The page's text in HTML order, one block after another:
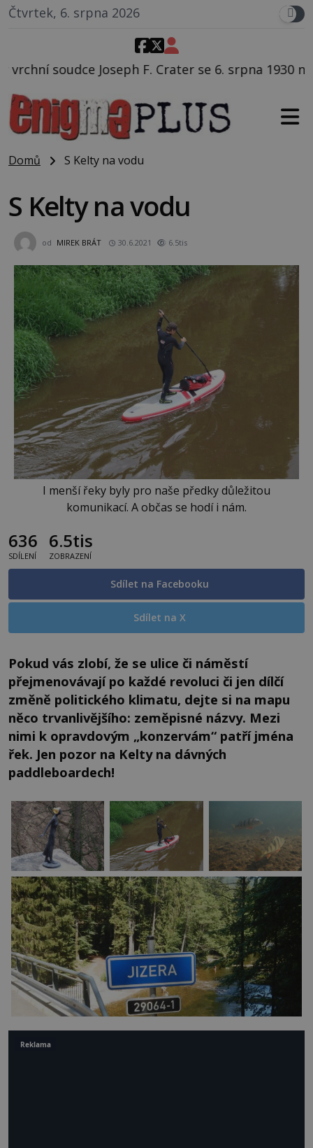
Čtvrtek, 6. srpna 2026
se 6. srpna 1930 navečeří ve své oblíbené
Domů S Kelty na vodu
S Kelty na vodu
od MIREK BRÁT 30.6.2021 6.5tis
I menší řeky byly pro naše předky důležitou
komunikací. A občas se hodí i nám.
636
SDÍLENÍ
6.5tis
ZOBRAZENÍ
Sdílet na Facebooku
Sdílet na X
Pokud vás zlobí, že se ulice či náměstí
přejmenovávají po každé revoluci či jen dílčí
změně politického klimatu, dejte si na mapu
něco trvanlivějšího: zeměpisné názvy. Mezi
nimi k opravdovým „konzervám“ patří jména
řek. Jen pozor na Kelty na dávných
paddleboardech!
Reklama